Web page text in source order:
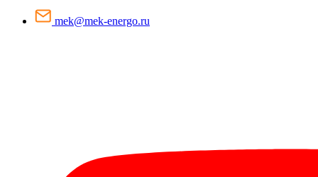
mek@mek-energo.ru